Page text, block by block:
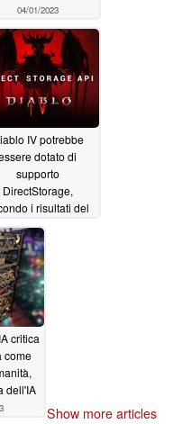
04/01/2023
IV potrebbe
dotato di
supporto
DirectStorage,
i risultati del
critica
come
dell'IA
Show more articles